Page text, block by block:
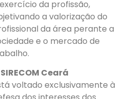
da profissão,
a valorização do
da área perante a
e o mercado de
Ceará
voltado exclusivamente à